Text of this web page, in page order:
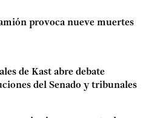
provoca nueve muertes
de Kast abre debate
del Senado y tribunales